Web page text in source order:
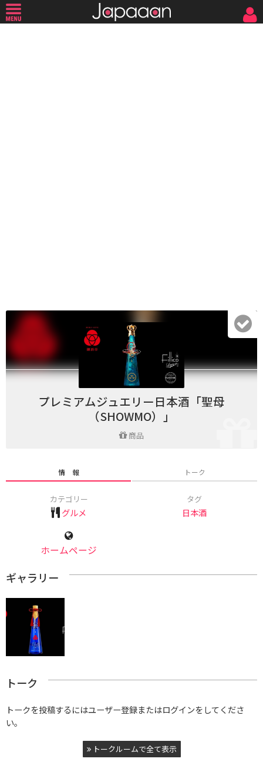
プレミアムジュエリー日本酒「聖母
（SHOWMO）」
商品
情 報 トーク
カテゴリー
グルメ
タグ
日本酒
ホームページ
ギャラリー
トーク
トークを投稿するにはユーザー登録またはログインをしてくださ
い。
トークルームで全て表示